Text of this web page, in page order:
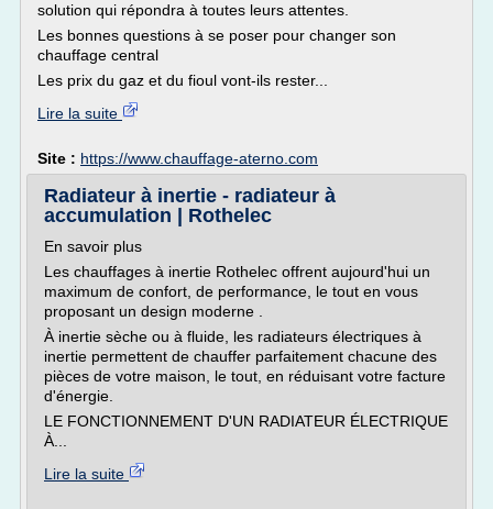
solution qui répondra à toutes leurs attentes.
Les bonnes questions à se poser pour changer son
chauffage central
Les prix du gaz et du fioul vont-ils rester...
Lire la suite
Site : https://www.chauffage-aterno.com
Radiateur à inertie - radiateur à
accumulation | Rothelec
En savoir plus
Les chauffages à inertie Rothelec offrent aujourd'hui un
maximum de confort, de performance, le tout en vous
proposant un design moderne .
À inertie sèche ou à fluide, les radiateurs électriques à
inertie permettent de chauffer parfaitement chacune des
pièces de votre maison, le tout, en réduisant votre facture
d'énergie.
LE FONCTIONNEMENT D'UN RADIATEUR ÉLECTRIQUE
À...
Lire la suite